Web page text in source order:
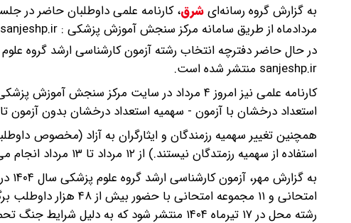
به گزارش گروه رسانه‌ایشرق،
مردادماه از طریق سامانه مرکز سنجش آموزش پزشکی : http:// sanjeshp.ir اعلام خواهد شد.
sanjeshp.ir منتشر شده است.
کارنامه علمی نیز امروز ۴ مرداد در سایت مرکز
استعداد درخشان با آزمون - سهمیه استعداد درخشان بدون آزمون تایید شده) از ۴ مرداد تا ۸
همچنین تغییر سهمیه رزمندگان و ایثارگران به آزاد (مخصوص
استفاده از سهمیه رزمتدگان نیستند.) از ۱۲ مرداد تا ۱۳ مرداد انجام می‌شود.
امتحانی و ۱۱ مجموعه
رشته محل در ۱۷ تیرماه ۱۴۰۴ منتشر شود که به دلیل شرایط جنگ تحمیلی ۱۲ روزه به تعویق افتاد.